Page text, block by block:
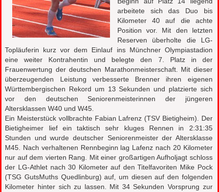
arbeitete sich das Duo bis
Kilometer 40 auf die achte
Position vor. Mit den letzten
Reserven überholte die LG-
Topläuferin kurz vor dem Einlauf ins Münchner Olympiastadion
eine weiter Kontrahentin und belegte den 7. Platz in der
Frauenwertung der deutschen Marathonmeisterschaft. Mit dieser
überzeugenden Leistung verbesserte Brenner ihren eigenen
Württembergischen Rekord um 13 Sekunden und platzierte sich
vor den deutschen Seniorenmeisterinnen der jüngeren
Altersklassen W40 und W45.
Ein Meisterstück vollbrachte Fabian Lafrenz (TSV Bietigheim). Der
Bietigheimer lief ein taktisch sehr kluges Rennen in 2:31:35
Stunden und wurde deutscher Seniorenmeister der Altersklasse
M45. Nach verhaltenen Rennbeginn lag Lafenz nach 20 Kilometer
nur auf dem vierten Rang. Mit einer großartigen Aufholjagt schloss
der LG-Athlet nach 30 Kilometer auf den Titelfavoriten Mike Pock
(TSG GutsMuths Quedlinburg) auf, um diesen auf den folgenden
Kilometer hinter sich zu lassen. Mit 34 Sekunden Vorsprung zur